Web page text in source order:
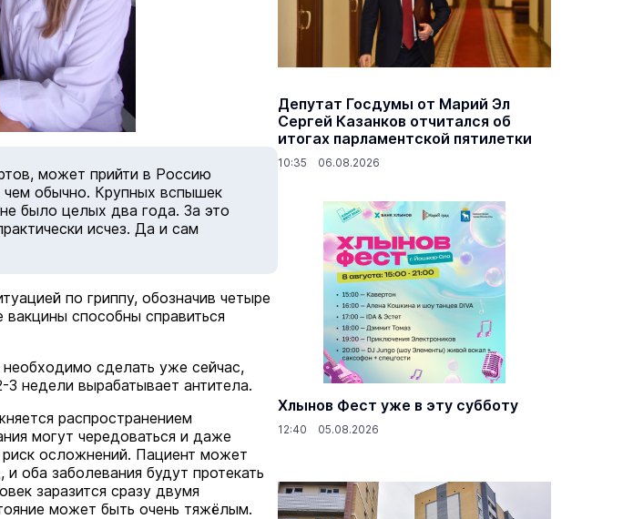
может прийти в Россию
обычно. Крупных вспышек
было целых два года. За это
исчез. Да и сам
по гриппу, обозначив четыре
способны справиться
необходимо сделать уже сейчас,
недели вырабатывает антитела.
распространением
могут чередоваться и даже
осложнений. Пациент может
оба заболевания будут протекать
заразится сразу двумя
может быть очень тяжёлым.
Депутат Госдумы от Марий Эл
Сергей Казанков отчитался об
итогах парламентской пятилетки
10:35 06.08.2026
Хлынов Фест уже в эту субботу
12:40 05.08.2026